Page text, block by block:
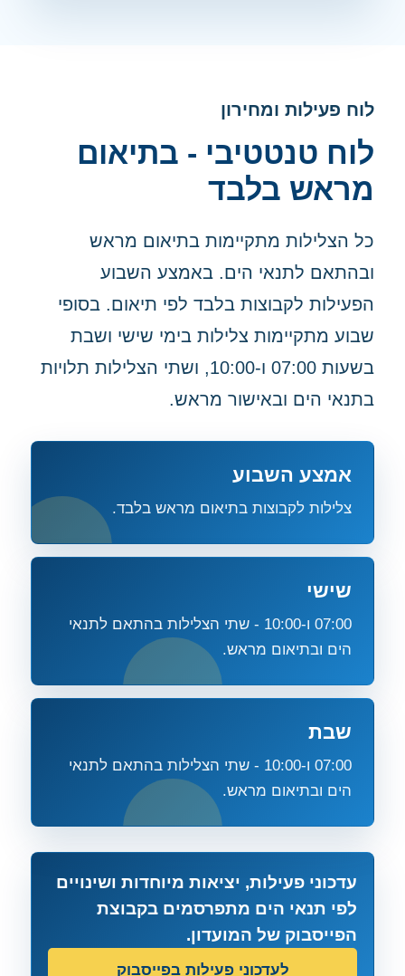
לוח פעילות ומחירון
לוח טנטטיבי - בתיאום
מראש בלבד
כל הצלילות מתקיימות בתיאום מראש
ובהתאם לתנאי הים. באמצע השבוע
הפעילות לקבוצות בלבד לפי תיאום. בסופי
שבוע מתקיימות צלילות בימי שישי ושבת
בשעות 07:00 ו-10:00, ושתי הצלילות תלויות
בתנאי הים ובאישור מראש.
אמצע השבוע
צלילות לקבוצות בתיאום מראש בלבד.
שישי
07:00 ו-10:00 - שתי הצלילות בהתאם לתנאי
הים ובתיאום מראש.
שבת
07:00 ו-10:00 - שתי הצלילות בהתאם לתנאי
הים ובתיאום מראש.
עדכוני פעילות, יציאות מיוחדות ושינויים
לפי תנאי הים מתפרסמים בקבוצת
הפייסבוק של המועדון.
לעדכוני פעילות בפייסבוק